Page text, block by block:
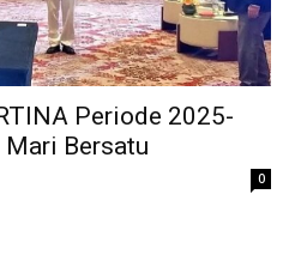
Periode 2025-
Bersatu
0